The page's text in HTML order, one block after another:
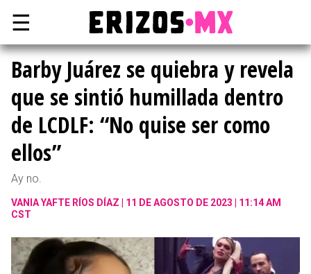
☰
Barby Juárez se quiebra y revela
que se sintió humillada dentro
de LCDLF: “No quise ser como
ellos”
Ay no.
VANIA YAFTE RÍOS DÍAZ
11 DE AGOSTO DE 2023 | 11:14 AM
CST